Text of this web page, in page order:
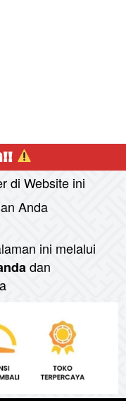
di Website ini
Anda
ini melalui
dan